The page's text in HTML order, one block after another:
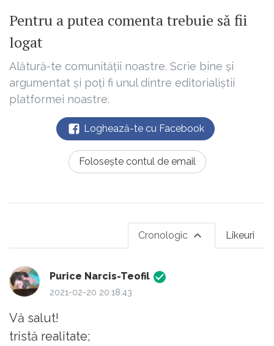
Pentru a putea comenta trebuie să fii
logat
Alătură-te comunității noastre. Scrie bine și
argumentat și poți fi unul dintre editorialiștii
platformei noastre.
Loghează-te cu Facebook
Folosește contul de email
Likeuri
Cronologic
Purice Narcis-Teofil
2021-02-20 20:18:43
Vă salut!
tristă realitate;